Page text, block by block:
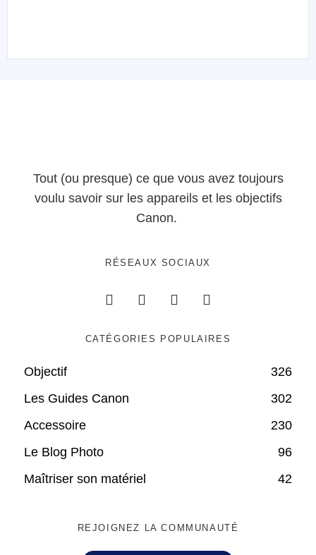
Tout (ou presque) ce que vous avez toujours
voulu savoir sur les appareils et les objectifs
Canon.
RÉSEAUX SOCIAUX
CATÉGORIES POPULAIRES
Objectif
326
Les Guides Canon
302
Accessoire
230
Le Blog Photo
96
Maîtriser son matériel
42
REJOIGNEZ LA COMMUNAUTÉ